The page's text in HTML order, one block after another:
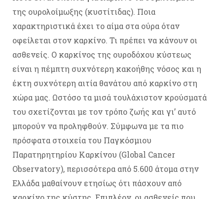
της ουρολοίμωξης (κυστίτιδας). Ποια
χαρακτηριστικά έχει το αίμα στα ούρα όταν
οφείλεται στον καρκίνο. Τι πρέπει να κάνουν οι
ασθενείς. Ο καρκίνος της ουροδόχου κύστεως
είναι η πέμπτη συχνότερη κακοήθης νόσος και η
έκτη συχνότερη αιτία θανάτου από καρκίνο στη
χώρα μας. Ωστόσο τα μισά τουλάχιστον κρούσματά
του σχετίζονται με τον τρόπο ζωής και γι’ αυτό
μπορούν να προληφθούν. Σύμφωνα με τα πιο
πρόσφατα στοιχεία του Παγκόσμιου
Παρατηρητηρίου Καρκίνου (Global Cancer
Observatory), περισσότερα από 5.600 άτομα στην
Ελλάδα μαθαίνουν ετησίως ότι πάσχουν από